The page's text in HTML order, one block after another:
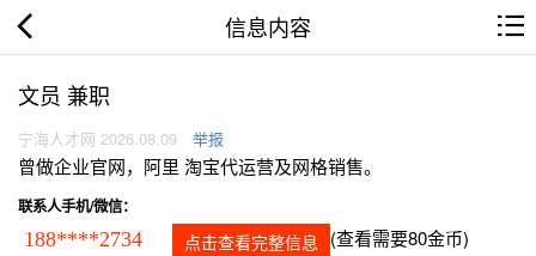
信息内容
文员 兼职
宁海人才网 2026.08.09 举报
曾做企业官网，阿里 淘宝代运营及网格销售。
联系人手机/微信：
188****2734 点击查看完整信息 (查看需要80金币)